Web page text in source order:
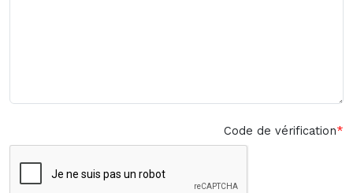
Code de vérification